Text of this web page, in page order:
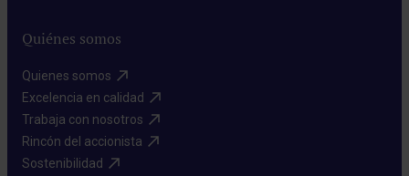
Quiénes somos
Quienes somos​
Excelencia en calidad​
Trabaja con nosotros​
Rincón del accionista​
Sostenibilidad​